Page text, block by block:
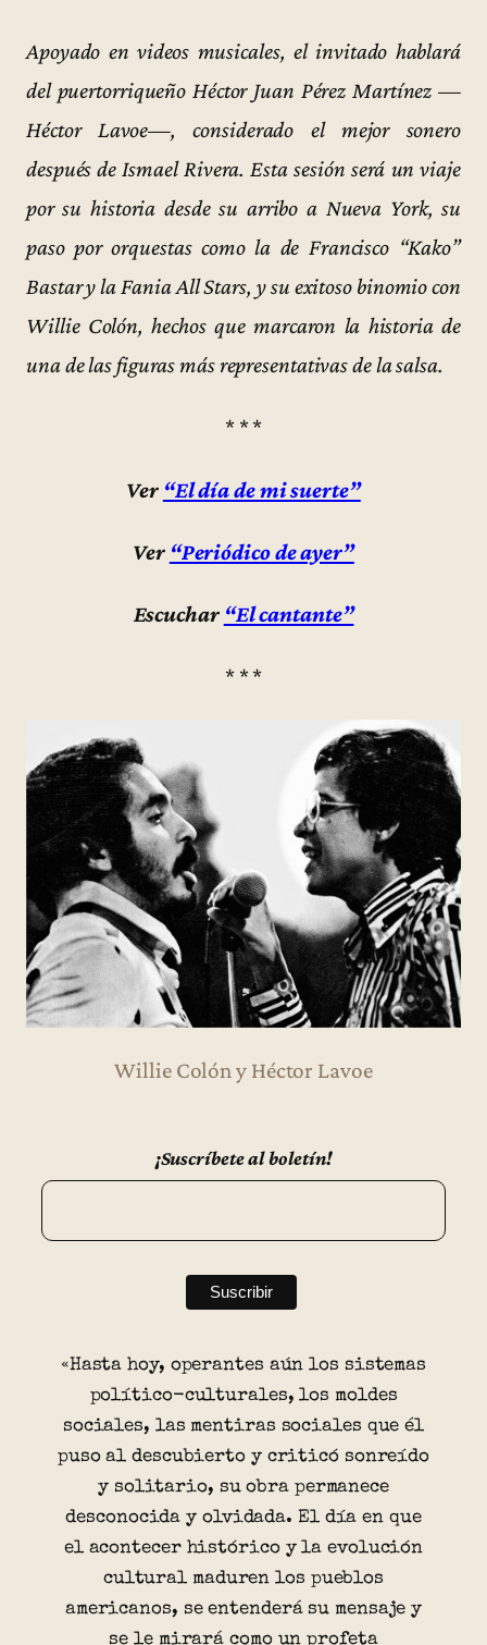
Apoyado en videos musicales, el invitado hablará
del puertorriqueño Héctor Juan Pérez Martínez —
Héctor Lavoe—, considerado el mejor sonero
después de Ismael Rivera. Esta sesión será un viaje
por su historia desde su arribo a Nueva York, su
paso por orquestas como la de Francisco “Kako”
Bastar y la Fania All Stars, y su exitoso binomio con
Willie Colón, hechos que marcaron la historia de
una de las figuras más representativas de la salsa.
* * *
Ver “El día de mi suerte”
Ver “Periódico de ayer”
Escuchar “El cantante”
* * *
Willie Colón y Héctor Lavoe
¡Suscríbete al boletín!
«Hasta hoy, operantes aún los sistemas
político-culturales, los moldes
sociales, las mentiras sociales que él
puso al descubierto y criticó sonreído
y solitario, su obra permanece
desconocida y olvidada. El día en que
el acontecer histórico y la evolución
cultural maduren los pueblos
americanos, se entenderá su mensaje y
se le mirará como un profeta